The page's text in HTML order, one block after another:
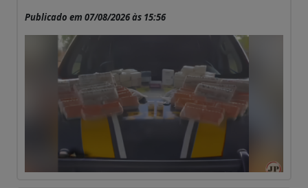
Publicado em 07/08/2026 às 15:56